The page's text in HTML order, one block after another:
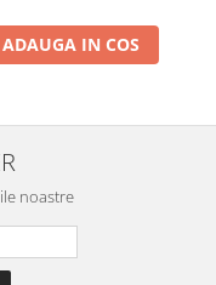
ADAUGA IN COS
noastre